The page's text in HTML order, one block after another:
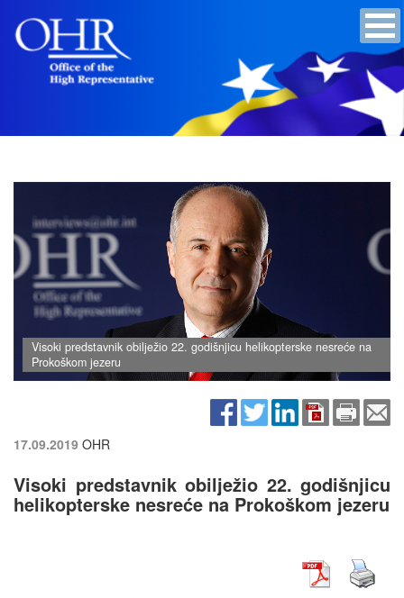
Visoki predstavnik obilježio 22. godišnjicu helikopterske nesreće na
Prokoškom jezeru
17.09.2019 OHR
Visoki predstavnik obilježio 22. godišnjicu
helikopterske nesreće na Prokoškom jezeru